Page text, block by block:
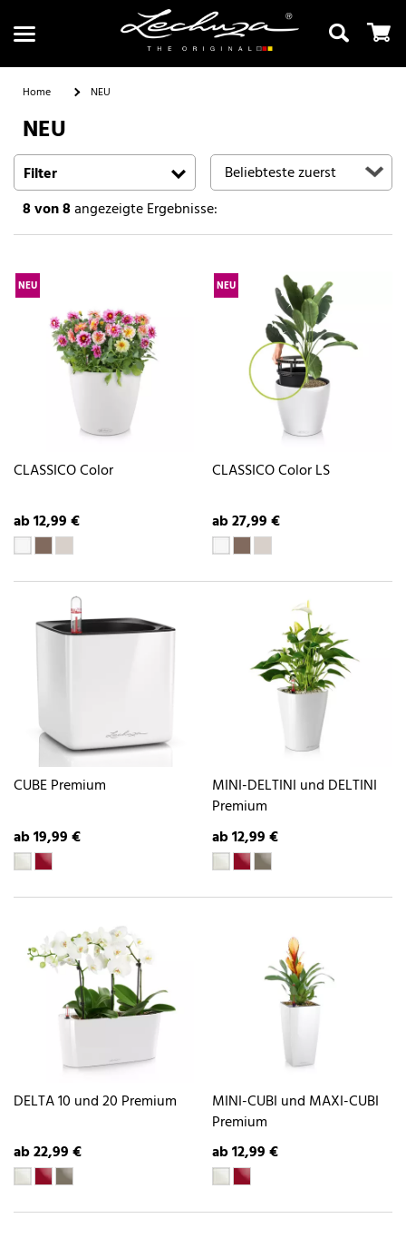
Suchen
Home NEU
NEU
Filter
8von 8angezeigte Ergebnisse:
NEU
CLASSICO Color
ab 12,99 €
NEU
CLASSICO Color LS
ab 27,99 €
CUBE Premium
ab 19,99 €
MINI-DELTINI und DELTINI
Premium
ab 12,99 €
DELTA 10 und 20 Premium
ab 22,99 €
MINI-CUBI und MAXI-CUBI
Premium
ab 12,99 €